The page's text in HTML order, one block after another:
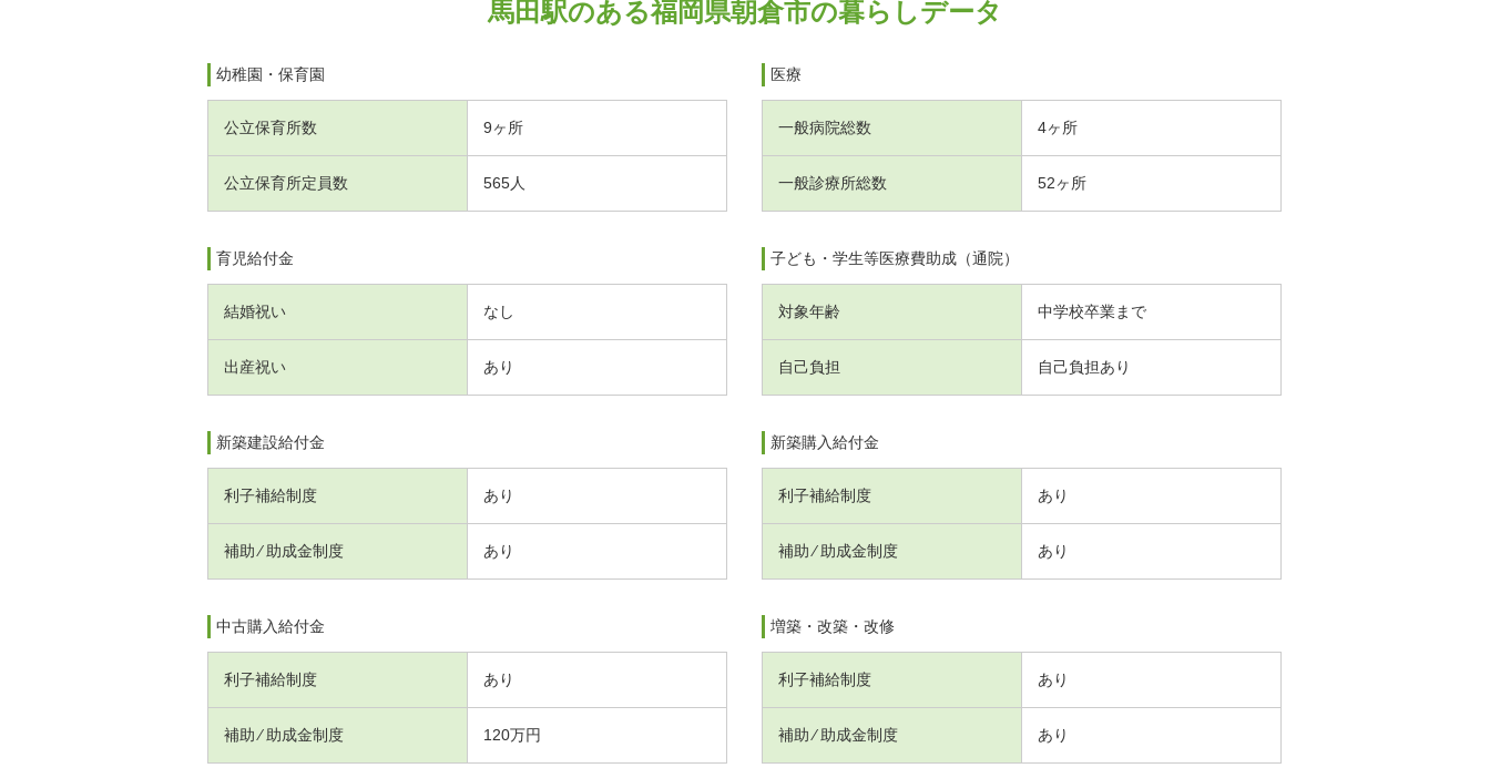
馬田駅のある福岡県朝倉市の暮らしデータ
幼稚園・保育園
公立保育所数 9ヶ所
公立保育所定員数 565人
医療
一般病院総数 4ヶ所
一般診療所総数 52ヶ所
育児給付金
結婚祝い なし
出産祝い あり
子ども・学生等医療費助成（通院）
対象年齢 中学校卒業まで
自己負担 自己負担あり
新築建設給付金
利子補給制度 あり
補助 ⁄ 助成金制度 あり
新築購入給付金
利子補給制度 あり
補助 ⁄ 助成金制度 あり
中古購入給付金
利子補給制度 あり
補助 ⁄ 助成金制度 120万円
増築・改築・改修
利子補給制度 あり
補助 ⁄ 助成金制度 あり